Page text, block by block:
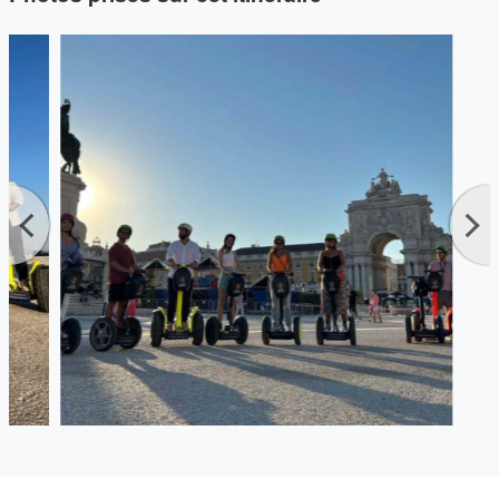
commerces – l’endroit idéal pour se connecter avec la vie
quotidienne à Lisbonne et pour déguster des collations
à côté du château de Saint Jorge, en nous arrêtant le long
des points de vue les plus étonnants de la vieille ville
vallonnée. Profitez de l’expérience de conduite en
découvrant des endroits incroyables comme le célèbre
marché aux puces de Feira da Ladra ou le Panthéon
national, rendant vos aventures à Lisbonne beaucoup plus
intéressantes.